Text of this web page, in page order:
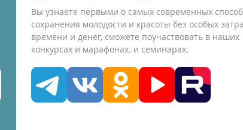
Вы узнаете первыми о самых современных
сохранения молодости и красоты без особых
времени и денег, сможете поучаствовать в наших
конкурсах и марафонах. и семинарах.